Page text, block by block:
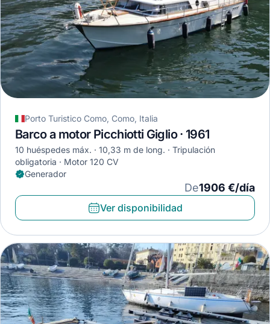
Porto Turistico Como, Como, Italia
Barco a motor Picchiotti Giglio · 1961
10 huéspedes máx. 10,33 m de long.
Tripulación
obligatoria
Motor 120 CV
Generador
De1906 €/día
Ver disponibilidad